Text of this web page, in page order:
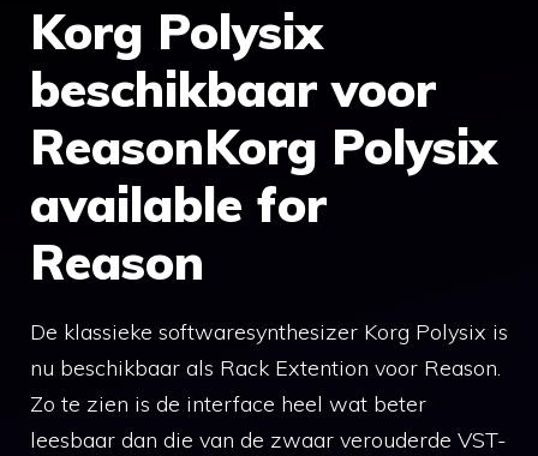
Korg Polysix
beschikbaar voor
ReasonKorg Polysix
available for
Reason
De klassieke softwaresynthesizer Korg Polysix is
nu beschikbaar als Rack Extention voor Reason.
Zo te zien is de interface heel wat beter
leesbaar dan die van de zwaar verouderde VST-